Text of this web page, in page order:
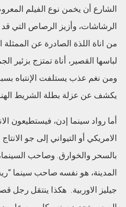
الشارع أن يخمن نوع الفيلم
الرشاشات، وأزيز الرصاص التي
من اناة اللذة الصادرة عن
لباسها القصير، أناة تمتزج بزئير
ومن نغم عذب يستلفت الإنتباه
يكشف عن عزلة بطلة الشريط
أما رواد سينما إدن، فيستطيعون
الامريكي أو التيواني إلى جو
بالسحر والخوارق. وصاحب
المدينة، هو نفسه صاحب سينما
جيليز الاوربية. هكذا ينتقل رجل